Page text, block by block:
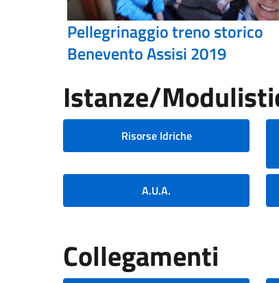
Pellegrinaggio treno storico
Benevento Assisi 2019
Istanze/
Risorse Idriche
A.U.A.
Collegamenti